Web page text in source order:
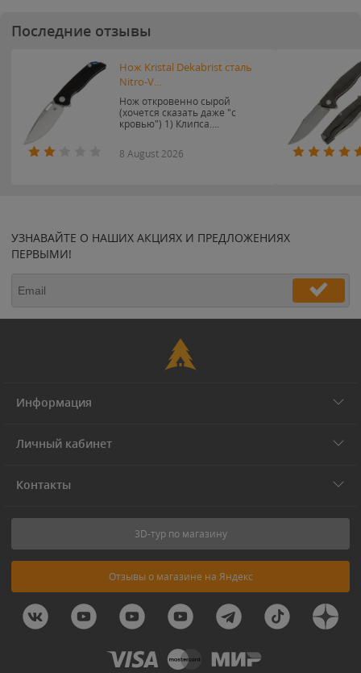
Последние отзывы
Нож Kristal Dekabrist сталь
Nitro-V...
Нож откровенно сырой
(хочется сказать даже "с
кровью") 1) Клипса....
8 August 2026
УЗНАВАЙТЕ О НАШИХ АКЦИЯХ И ПРЕДЛОЖЕНИЯХ
ПЕРВЫМИ!
Информация
Личный кабинет
Контакты
3D-тур по магазину
Отзывы о магазине на Яндекс